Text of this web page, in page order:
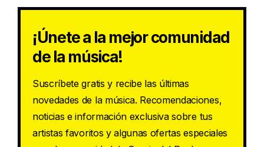
¡Únete a la mejor comunidad
de la música!
Suscríbete gratis y recibe las últimas
novedades de la música. Recomendaciones,
noticias e información exclusiva sobre tus
artistas favoritos y algunas ofertas especiales